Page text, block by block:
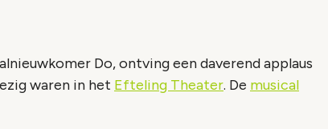
Do, ontving een daverend applaus
waren in het Efteling Theater. De musical